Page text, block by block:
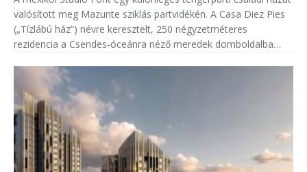
valósított meg Mazunte sziklás partvidékén. A Casa Diez Pies
(„Tízlábú ház”) névre keresztelt, 250 négyzetméteres
rezidencia a Csendes-óceánra néző meredek domboldalba
emeli a ter